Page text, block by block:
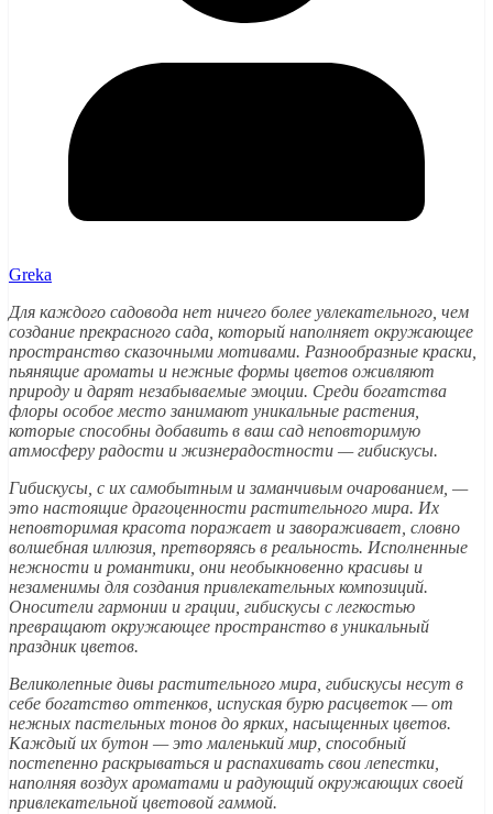
Greka
Для каждого садовода нет ничего более увлекательного, чем
создание прекрасного сада, который наполняет окружающее
пространство сказочными мотивами. Разнообразные краски,
пьянящие ароматы и нежные формы цветов оживляют
природу и дарят незабываемые эмоции. Среди богатства
флоры особое место занимают уникальные растения,
которые способны добавить в ваш сад неповторимую
атмосферу радости и жизнерадостности — гибискусы.
Гибискусы, с их самобытным и заманчивым очарованием, —
это настоящие драгоценности растительного мира. Их
неповторимая красота поражает и завораживает, словно
волшебная иллюзия, претворяясь в реальность. Исполненные
нежности и романтики, они необыкновенно красивы и
незаменимы для создания привлекательных композиций.
Оносители гармонии и грации, гибискусы с легкостью
превращают окружающее пространство в уникальный
праздник цветов.
Великолепные дивы растительного мира, гибискусы несут в
себе богатство оттенков, испуская бурю расцветок — от
нежных пастельных тонов до ярких, насыщенных цветов.
Каждый их бутон — это маленький мир, способный
постепенно раскрываться и распахивать свои лепестки,
наполняя воздух ароматами и радующий окружающих своей
привлекательной цветовой гаммой.